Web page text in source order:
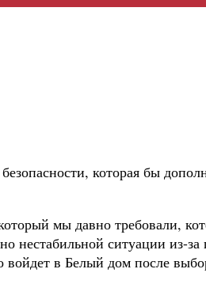
безопасности, которая бы
мы давно требовали,
нестабильной ситуации из-
в Белый дом после